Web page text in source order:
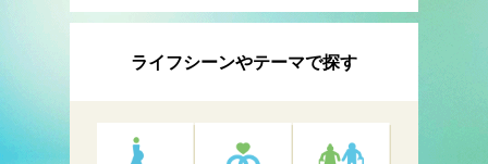
ライフシーンやテーマで探す